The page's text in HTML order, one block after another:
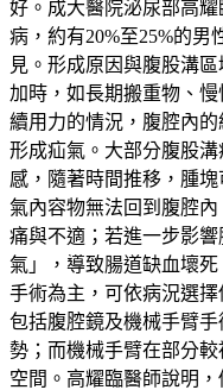
好。成大醫院泌尿部高
病，約有20%至25%的男
見。形成原因與腹股溝
加時，如長期搬重物、
續用力的情況，腹腔內
形成疝氣。大部分腹股
感，隨著時間推移，腫
氣內容物無法回到腹腔
痛與不適；若進一步影
氣」，導致腸道缺血壞
手術為主，可依病況選
包括腹腔鏡及機械手臂
勢；而機械手臂在部分
空間。高耀臨醫師說明